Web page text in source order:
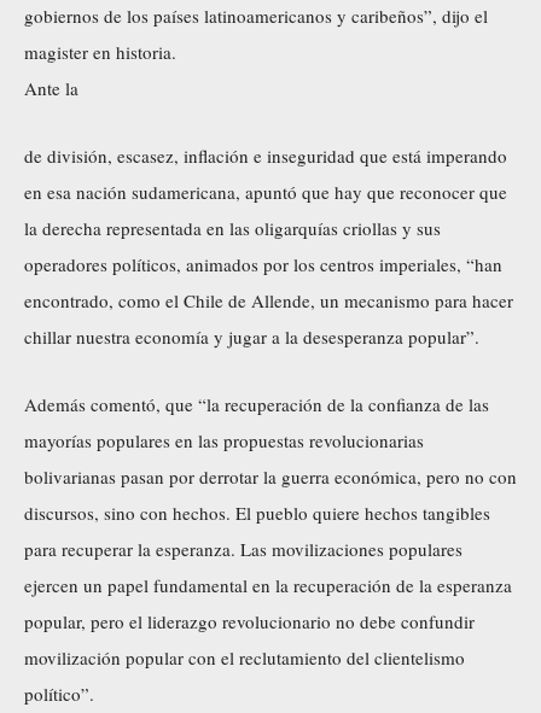
gobiernos de los países latinoamericanos y caribeños”, dijo el
magister en historia.
Ante la
de división, escasez, inflación e inseguridad que está imperando
en esa nación sudamericana, apuntó que hay que reconocer que
la derecha representada en las oligarquías criollas y sus
operadores políticos, animados por los centros imperiales, “han
encontrado, como el Chile de Allende, un mecanismo para hacer
chillar nuestra economía y jugar a la desesperanza popular”.
Además comentó, que “la recuperación de la confianza de las
mayorías populares en las propuestas revolucionarias
bolivarianas pasan por derrotar la guerra económica, pero no con
discursos, sino con hechos. El pueblo quiere hechos tangibles
para recuperar la esperanza. Las movilizaciones populares
ejercen un papel fundamental en la recuperación de la esperanza
popular, pero el liderazgo revolucionario no debe confundir
movilización popular con el reclutamiento del clientelismo
político”.